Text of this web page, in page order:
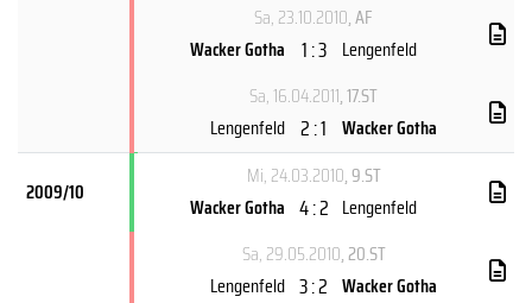
Sa, 23.10.2010, AF
Wacker Gotha 1 : 3 Lengenfeld
Sa, 16.04.2011, 17.ST
Lengenfeld 2 : 1 Wacker Gotha
2009/10
Mi, 24.03.2010, 9.ST
Wacker Gotha 4 : 2 Lengenfeld
Sa, 29.05.2010, 20.ST
Lengenfeld 3 : 2 Wacker Gotha